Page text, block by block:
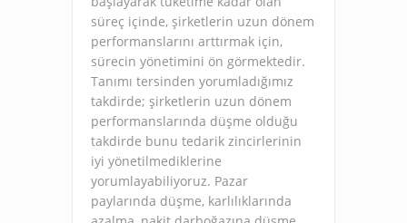
süreç içinde, şirketlerin uzun dönem
performanslarını arttırmak için,
sürecin yönetimini ön görmektedir.
Tanımı tersinden yorumladığımız
takdirde; şirketlerin uzun dönem
performanslarında düşme olduğu
takdirde bunu tedarik zincirlerinin
iyi yönetilmediklerine
yorumlayabiliyoruz. Pazar
paylarında düşme, karlılıklarında